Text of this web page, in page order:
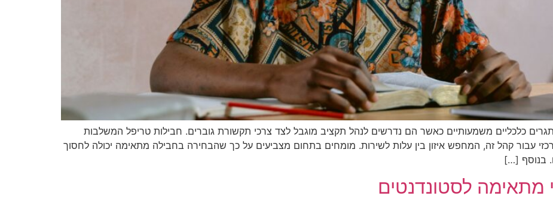
בפני אתגרים כלכליים משמעותיים כאשר הם נדרשים לנהל תקציב מוגבל לצד צרכי תקשורת גוברים. חבילות טריפל המשלבות
מרכזי עבור קהל זה, המחפש איזון בין עלות לשירות. מומחים בתחום מצביעים על כך שהבחירה בחבילה מתאימה יכולה לחסוך
בנוסף […]
מתאימה לסטונדנטים